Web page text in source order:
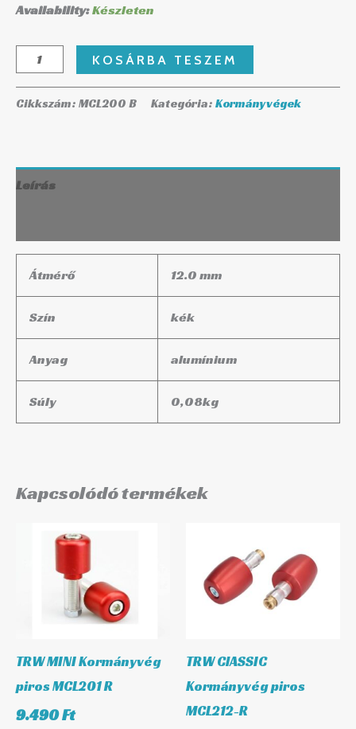
Availability:Készleten
KOSÁRBA TESZEM
Cikkszám: MCL200 B Kategória: Kormányvégek
Leírás
Átmérő 12.0 mm
Szín kék
Anyag alumínium
Súly 0,08kg
Kapcsolódó termékek
TRW MINI Kormányvég
piros MCL201 R
9.490Ft
TRW ClASSIC
Kormányvég piros
MCL212-R